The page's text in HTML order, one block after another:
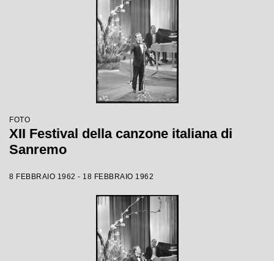
FOTO
XII Festival della canzone italiana di
Sanremo
8 FEBBRAIO 1962 - 18 FEBBRAIO 1962